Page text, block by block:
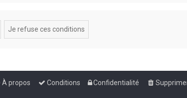
Confidentialité
Conditions
À propos